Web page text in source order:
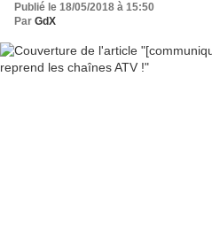
Publié le 18/05/2018 à 15:50
Par GdX